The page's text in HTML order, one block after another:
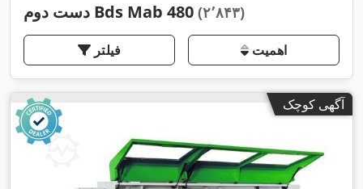
دست دوم Bds Mab 480 (۲٬۸۴۳)
فیلتر اهمیت
آگهی کوچک